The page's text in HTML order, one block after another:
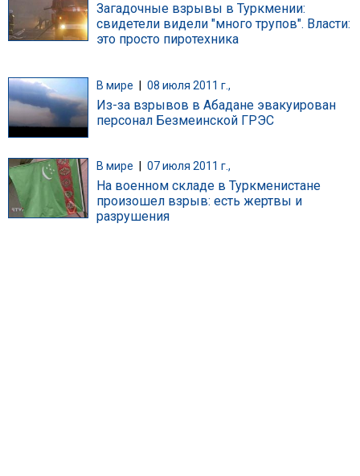
Загадочные взрывы в Туркмении:
свидетели видели "много трупов". Власти:
это просто пиротехника
В мире | 08 июля 2011 г.,
Из-за взрывов в Абадане эвакуирован
персонал Безмеинской ГРЭС
В мире 07 июля 2011 г.,
На военном складе в Туркменистане
произошел взрыв: есть жертвы и
разрушения